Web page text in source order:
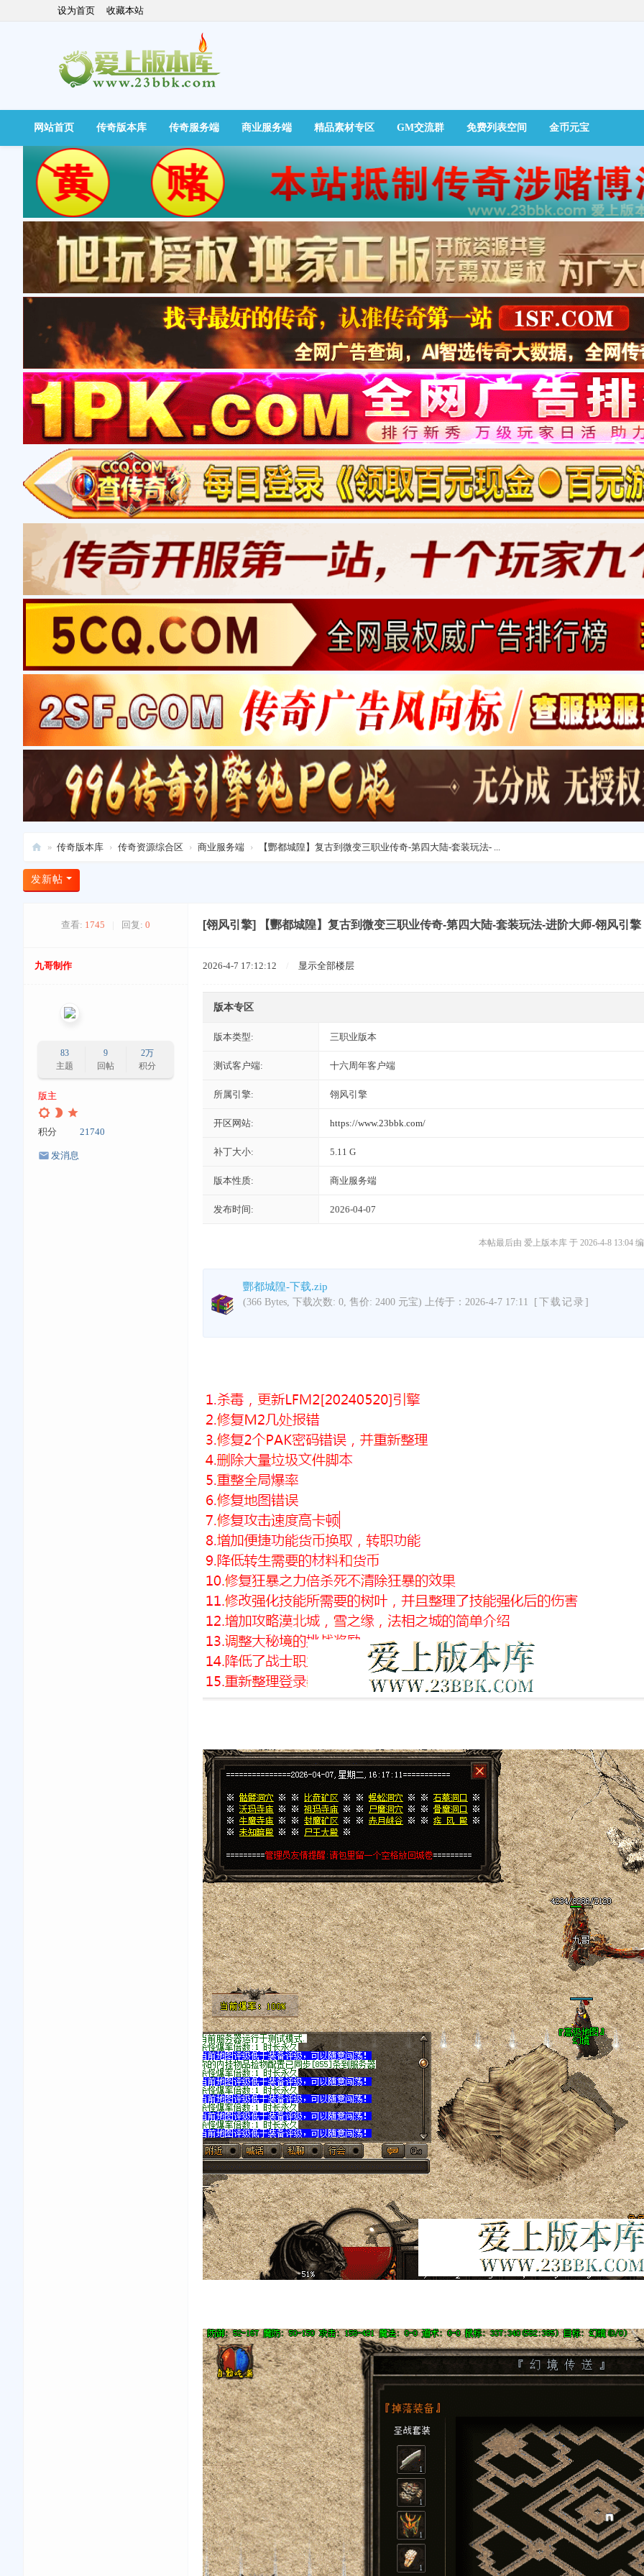
设为首页 收藏本站
快捷导航
网站首页 传奇版本库 传奇服务端 商业服务端 精品素材专区 GM交流群 免费列表空间 金币元宝
爱
上
» 传奇版本库 › 传奇资源综合区 › 商业服务端 › 【酆都城隍】复古到微变三职业传奇-第四大陆-套装玩法- ...
发新帖
查看: 1745 回复: 0 [翎风引擎] 【酆都城隍】复古到微变三职业传奇-第四大陆-套装玩法-进阶大师-翎风引擎
九哥制作
83
主题
9
回帖
2万
积分
版主
积分 21740
发消息
2026-4-7 17:12:12 显示全部楼层
版本专区
版本类型: 三职业版本
测试客户端: 十六周年客户端
所属引擎: 翎风引擎
开区网站: https://www.23bbk.com/
补丁大小: 5.11 G
版本性质: 商业服务端
发布时间: 2026-04-07
本帖最后由 爱上版本库 于 2026-4-8 13:04
酆都城隍-下载.zip
(366 Bytes, 下载次数: 0, 售价: 2400 元宝) 上传于：2026-4-7 17:11 [下载记录]